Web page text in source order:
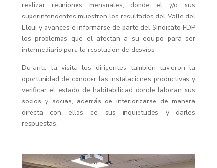
realizar reuniones mensuales, donde el y/o sus
superintendentes muestren los resultados del Valle del
Elqui y avances e informarse de parte del Sindicato PDP
los problemas que el afectan a su equipo para ser
intermediario para la resolución de desvíos.
Durante la visita los dirigentes también tuvieron la
oportunidad de conocer las instalaciones productivas y
verificar el estado de habitabilidad donde laboran sus
socios y socias, además de interiorizarse de manera
directa con ellos de sus inquietudes y darles
respuestas.